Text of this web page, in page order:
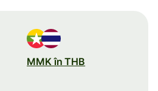
MMK în THB